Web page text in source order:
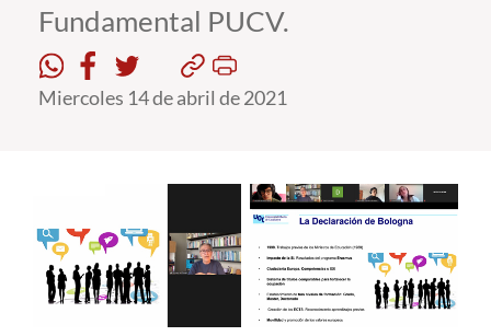
Académicos
Funcionarios
Alumni
Fundamental PUCV.
Miercoles 14 de abril de 2021